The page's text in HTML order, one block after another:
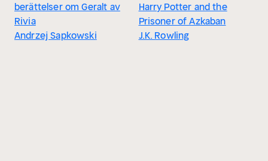
berättelser om Geralt av
Rivia
Andrzej Sapkowski
Harry Potter and the
Prisoner of Azkaban
J.K. Rowling